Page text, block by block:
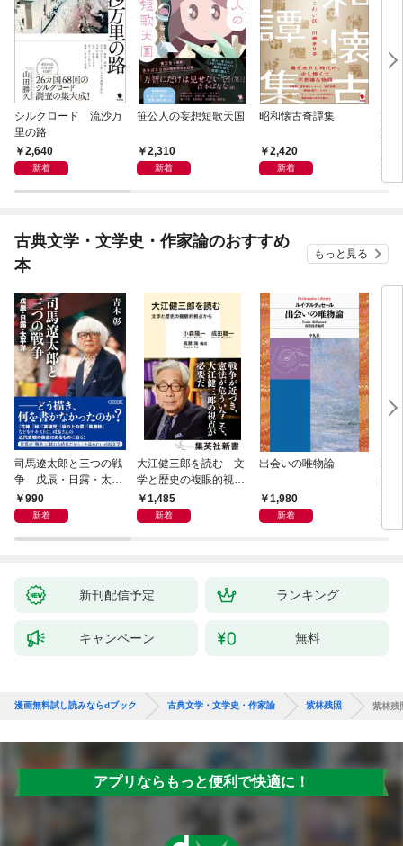
シルクロード 流沙万
里の路
2,640
新着
笹公人の妄想短歌天国
2,310
新着
昭和懐古奇譚集
2,420
新着
流
語
古典文学・文学史・作家論のおすすめ
本
もっと見る
司馬遼太郎と三つの戦
争 戊辰・日露・太平
洋990
新着
大江健三郎を読む 文
学と歴史の複眼的視点
から1,485
新着
出会いの唯物論
1,980
新着
本
話）
新刊配信予定 ランキング
キャンペーン 無料
漫画無料試し読みならdブック 古典文学・文学史・作家論 紫林残照 紫林残
アプリならもっと便利で快適に！